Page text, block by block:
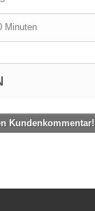
Minuten
Kundenkommentar!